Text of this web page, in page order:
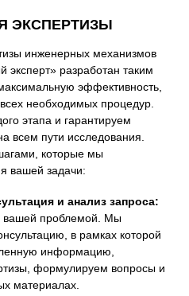
ЭКСПЕРТИЗЫ
инженерных механизмов
разработан таким
эффективность,
необходимых процедур.
этапа и гарантируем
всем пути исследования.
которые мы
вашей задачи:
и анализ запроса:
вашей проблемой. Мы
в рамках которой
информацию,
формулируем вопросы и
материалах.